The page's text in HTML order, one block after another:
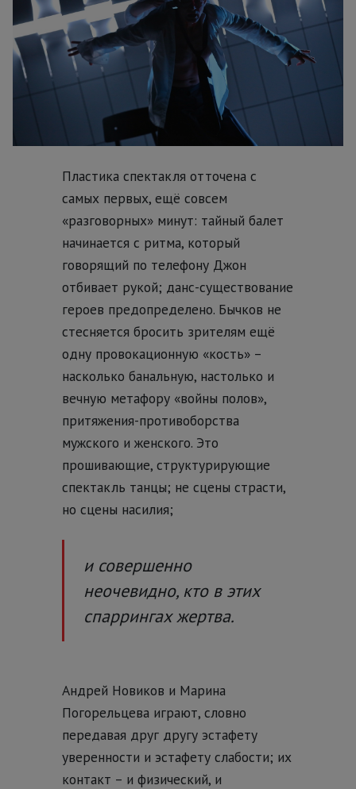
Пластика спектакля отточена с
самых первых, ещё совсем
«разговорных» минут: тайный балет
начинается с ритма, который
говорящий по телефону Джон
отбивает рукой; данс-существование
героев предопределено. Бычков не
стесняется бросить зрителям ещё
одну провокационную «кость» –
насколько банальную, настолько и
вечную метафору «войны полов»,
притяжения-противоборства
мужского и женского. Это
прошивающие, структурирующие
спектакль танцы; не сцены страсти,
но сцены насилия;
и совершенно
неочевидно, кто в этих
спаррингах жертва.
Андрей Новиков и Марина
Погорельцева играют, словно
передавая друг другу эстафету
уверенности и эстафету слабости; их
контакт – и физический, и